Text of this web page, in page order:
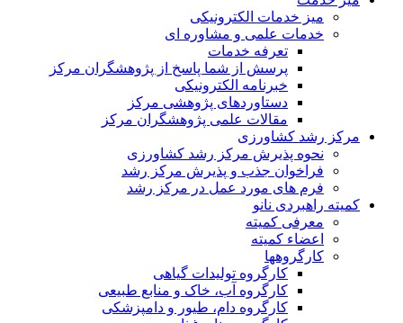
میز خدمات الکترونیکی
خدمات علمی و مشاوره ای
تعرفه خدمات
پرسش از شما پاسخ از پژوهشگران مرکز
خبرنامه الکترونیکی
دستاوردهای پژوهشی مرکز
مقالات علمی پژوهشگران مرکز
مرکز رشد کشاورزی
نحوه پذیرش مرکز رشد کشاورزی
فراخوان جذب و پذیرش مرکز رشد
فرم های مورد عمل در مرکز رشد
کمیته راهبردی نانو
معرفی کمیته
اعضاء کمیته
کارگروه‏ها
کارگروه تولیدات گیاهی
کارگروه آب، خاک و منابع طبیعی
کارگروه دام، طیور و دامپزشکی